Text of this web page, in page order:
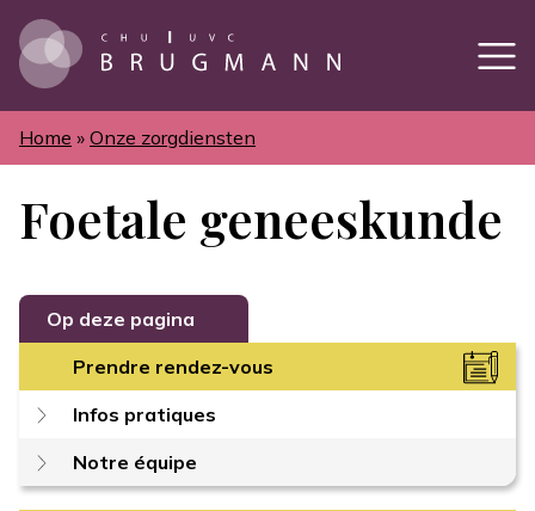
en
naar
de
gaan
Kruimelpad
Home Onze zorgdiensten
Foetale geneeskunde
Op deze pagina
Prendre rendez-vous
Infos pratiques
Notre équipe